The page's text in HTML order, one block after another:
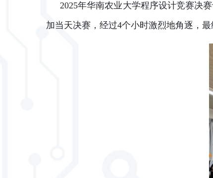
2025年华南农业大学程序设计竞赛决
加当天决赛，经过4个小时激烈地角逐，